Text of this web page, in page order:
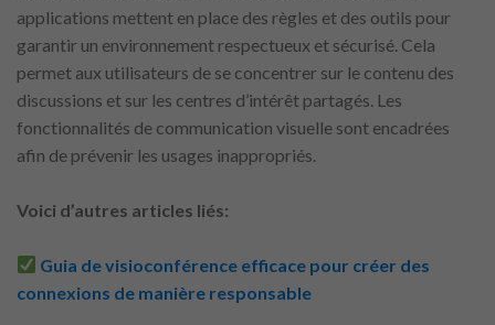
applications mettent en place des règles et des outils pour
garantir un environnement respectueux et sécurisé. Cela
permet aux utilisateurs de se concentrer sur le contenu des
discussions et sur les centres d’intérêt partagés. Les
fonctionnalités de communication visuelle sont encadrées
afin de prévenir les usages inappropriés.
Voici d’autres articles liés:
Guia de visioconférence efficace pour créer des
connexions de manière responsable